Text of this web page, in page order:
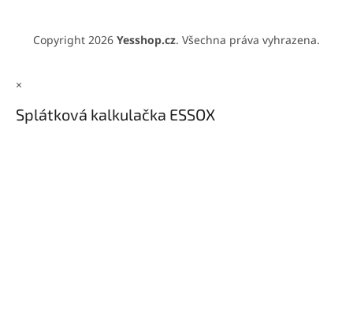
Copyright 2026 Yesshop.cz. Všechna práva vyhrazena.
×
Splátková kalkulačka ESSOX